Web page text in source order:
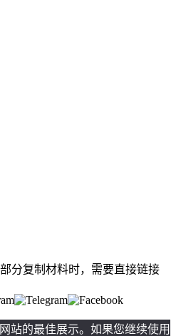
分复制材料时，需要直接链接
站的最佳展示。如果您继续使用